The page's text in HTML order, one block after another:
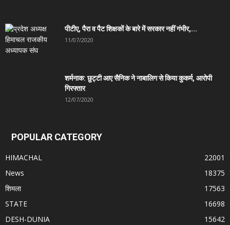
पीटीए, पैरा व पैट शिक्षकों के बारे में सरकार नहीं गंभीर,...
11/07/2020
शर्मनाक: छुट्टी आए सैनिक ने नाबालिग से किया कुकर्म, आरोपी
गिरफ्तार
12/07/2020
POPULAR CATEGORY
HIMACHAL
22001
News
18375
शिमला
17563
STATE
16698
DESH-DUNIA
15642